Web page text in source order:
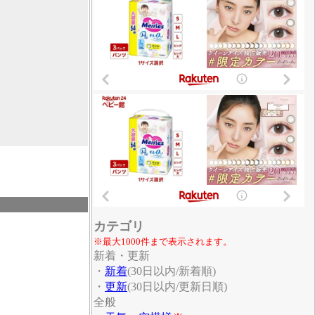
カテゴリ
※最大1000件まで表示されます。
新着・更新
・ 新着(30日以内/新着順)
・ 更新(30日以内/更新日順)
全般